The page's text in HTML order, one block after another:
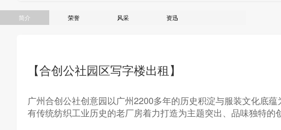
简介 荣誉 风采 资迅
【合创公社园区写字楼出租】
广州合创公社创意园以广州2200多年的历史积淀与服装文化底
有传统纺织工业历史的老厂房着力打造为主题突出、品味独特的